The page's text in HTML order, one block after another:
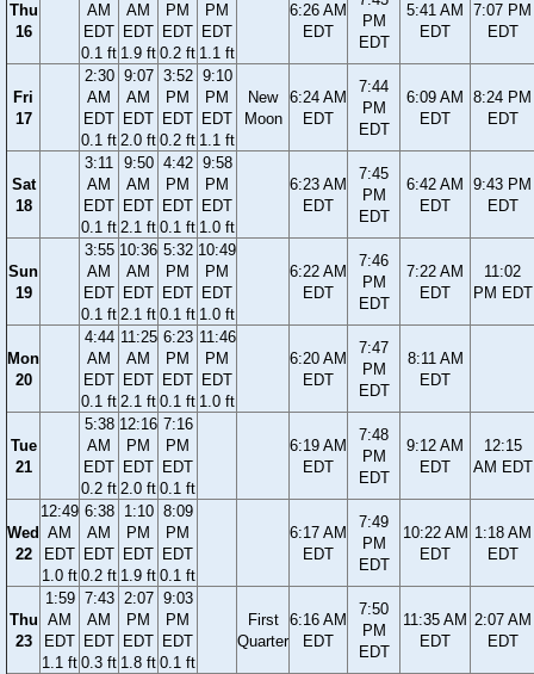
Thu
16
AM
EDT
0.1 ft
AM
EDT
1.9 ft
PM
EDT
0.2 ft
PM
EDT
1.1 ft
6:26 AM
EDT
PM
EDT
5:41 AM
EDT
7:07 PM
EDT
Fri
17
2:30
AM
EDT
0.1 ft
9:07
AM
EDT
2.0 ft
3:52
PM
EDT
0.2 ft
9:10
PM
EDT
1.1 ft
New
Moon
6:24 AM
EDT
7:44
PM
EDT
6:09 AM
EDT
8:24 PM
EDT
Sat
18
3:11
AM
EDT
0.1 ft
9:50
AM
EDT
2.1 ft
4:42
PM
EDT
0.1 ft
9:58
PM
EDT
1.0 ft
6:23 AM
EDT
7:45
PM
EDT
6:42 AM
EDT
9:43 PM
EDT
Sun
19
3:55
AM
EDT
0.1 ft
10:36
AM
EDT
2.1 ft
5:32
PM
EDT
0.1 ft
10:49
PM
EDT
1.0 ft
6:22 AM
EDT
7:46
PM
EDT
7:22 AM
EDT
11:02
PM EDT
Mon
20
4:44
AM
EDT
0.1 ft
11:25
AM
EDT
2.1 ft
6:23
PM
EDT
0.1 ft
11:46
PM
EDT
1.0 ft
6:20 AM
EDT
7:47
PM
EDT
8:11 AM
EDT
Tue
21
5:38
AM
EDT
0.2 ft
12:16
PM
EDT
2.0 ft
7:16
PM
EDT
0.1 ft
6:19 AM
EDT
7:48
PM
EDT
9:12 AM
EDT
12:15
AM EDT
Wed
22
12:49
AM
EDT
1.0 ft
6:38
AM
EDT
0.2 ft
1:10
PM
EDT
1.9 ft
8:09
PM
EDT
0.1 ft
6:17 AM
EDT
7:49
PM
EDT
10:22 AM
EDT
1:18 AM
EDT
Thu
23
1:59
AM
EDT
1.1 ft
7:43
AM
EDT
0.3 ft
2:07
PM
EDT
1.8 ft
9:03
PM
EDT
0.1 ft
First
Quarter
6:16 AM
EDT
7:50
PM
EDT
11:35 AM
EDT
2:07 AM
EDT